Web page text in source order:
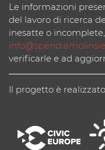
Le informazioni
del lavoro di ricerca
inesatte o
verificarle e ad
Il progetto è